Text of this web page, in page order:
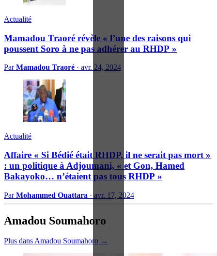
Actualité
Mamadou Traoré révèle « l’une des raisons qui
poussent Soro à ne pas adhérer au RHDP »
ParMamadou Traoré · avr. 24, 2024
Actualité
Affaire « Si Bédié était RHDP, il ne serait pas mort »
: un politique à Adjoumani, « et Gon, Hamed
Bakayoko… n’étaient pas tous RHDP »
ParMohammed Ouattara · avr. 17, 2024
Amadou Soumahoro
Plus dans Amadou Soumahoro →